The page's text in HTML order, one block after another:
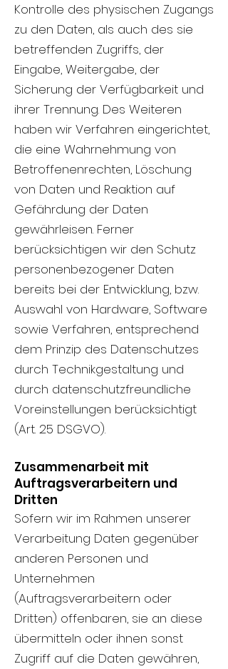
Kontrolle des physischen Zugangs
zu den Daten, als auch des sie
betreffenden Zugriffs, der
Eingabe, Weitergabe, der
Sicherung der Verfügbarkeit und
ihrer Trennung. Des Weiteren
haben wir Verfahren eingerichtet,
die eine Wahrnehmung von
Betroffenenrechten, Löschung
von Daten und Reaktion auf
Gefährdung der Daten
gewährleisen. Ferner
berücksichtigen wir den Schutz
personenbezogener Daten
bereits bei der Entwicklung, bzw.
Auswahl von Hardware, Software
sowie Verfahren, entsprechend
dem Prinzip des Datenschutzes
durch Technikgestaltung und
durch datenschutzfreundliche
Voreinstellungen berücksichtigt
(Art. 25 DSGVO).
Zusammenarbeit mit
Auftragsverarbeitern und
Dritten
Sofern wir im Rahmen unserer
Verarbeitung Daten gegenüber
anderen Personen und
Unternehmen
(Auftragsverarbeitern oder
Dritten) offenbaren, sie an diese
übermitteln oder ihnen sonst
Zugriff auf die Daten gewähren,